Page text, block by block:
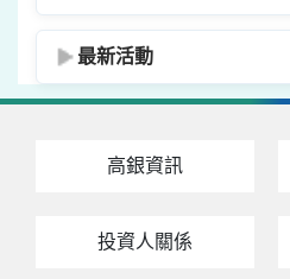
最新活動
高銀資訊
投資人關係